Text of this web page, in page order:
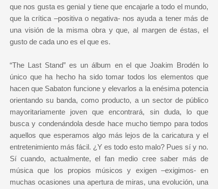
que nos gusta es genial y tiene que encajarle a todo el mundo,
que la crítica –positiva o negativa- nos ayuda a tener más de
una visión de la misma obra y que, al margen de éstas, el
gusto de cada uno es el que es.
“The Last Stand” es un álbum en el que Joakim Brodén lo
único que ha hecho ha sido tomar todos los elementos que
hacen que Sabaton funcione y elevarlos a la enésima potencia
orientando su banda, como producto, a un sector de público
mayoritariamente joven que encontrará, sin duda, lo que
busca y condenándola desde hace mucho tiempo para todos
aquellos que esperamos algo más lejos de la caricatura y el
entretenimiento más fácil. ¿Y es todo esto malo? Pues sí y no.
Sí cuando, actualmente, el fan medio cree saber más de
música que los propios músicos y exigen –exigimos- en
muchas ocasiones una apertura de miras, una evolución, una